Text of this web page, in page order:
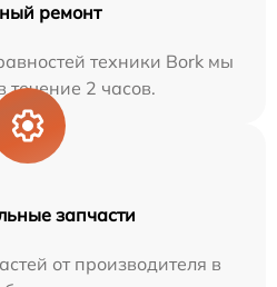
ремонт
техники Bork мы
течение 2 часов.
запчасти
от производителя в